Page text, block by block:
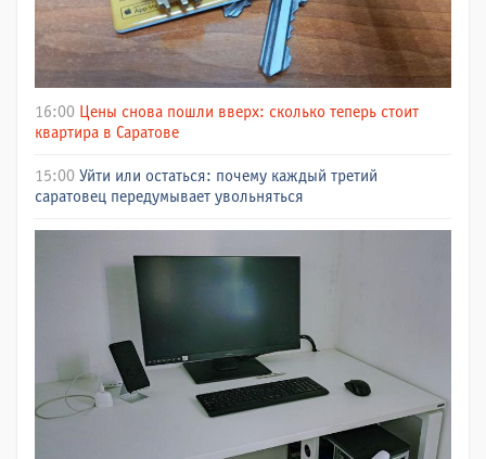
16:00 Цены снова пошли вверх: сколько теперь стоит
квартира в Саратове
15:00 Уйти или остаться: почему каждый третий
саратовец передумывает увольняться